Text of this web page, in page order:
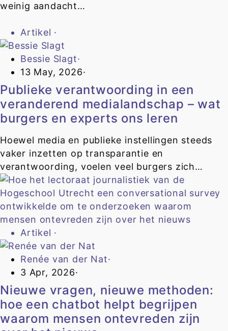
weinig aandacht…
Artikel ·
Bessie Slagt·
13 May, 2026·
Publieke verantwoording in een
veranderend medialandschap – wat
burgers en experts ons leren
Hoewel media en publieke instellingen steeds
vaker inzetten op transparantie en
verantwoording, voelen veel burgers zich…
Artikel ·
Renée van der Nat·
3 Apr, 2026·
Nieuwe vragen, nieuwe methoden:
hoe een chatbot helpt begrijpen
waarom mensen ontevreden zijn